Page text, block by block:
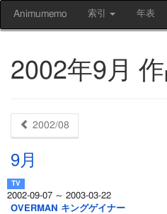
Animumemo 索引 年表
2002年9月
2002/08
9月
2002-09-07 ～ 2003-03-22
OVERMAN キングゲイナー